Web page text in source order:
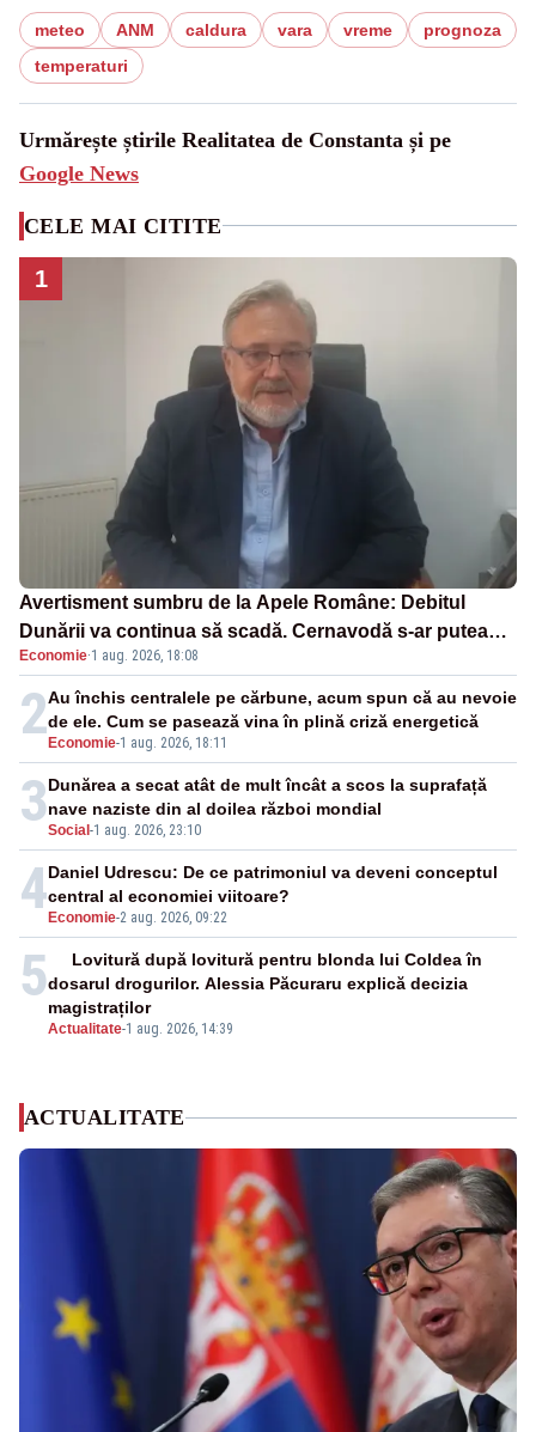
meteo ANM caldura vara vreme
prognoza
temperaturi
Urmărește știrile Realitatea de Constanta și pe
Google News
CELE MAI CITITE
1
Avertisment sumbru de la Apele Române: Debitul
Dunării va continua să scadă. Cernavodă s-ar putea
închide în 4 zile
Economie·1 aug. 2026, 18:08
2 Economie-1 aug. 2026, 18:11
Au închis centralele pe cărbune, acum spun că au nevoie
de ele. Cum se pasează vina în plină criză energetică
3Social -1 aug. 2026, 23:10
Dunărea a secat atât de mult încât a scos la suprafață
nave naziste din al doilea război mondial
4 Economie-2 aug. 2026, 09:22
Daniel Udrescu: De ce patrimoniul va deveni conceptul
central al economiei viitoare?
5
Actualitate-1 aug. 2026, 14:39
Lovitură după lovitură pentru blonda lui Coldea în
dosarul drogurilor. Alessia Păcuraru explică decizia
magistraților
ACTUALITATE